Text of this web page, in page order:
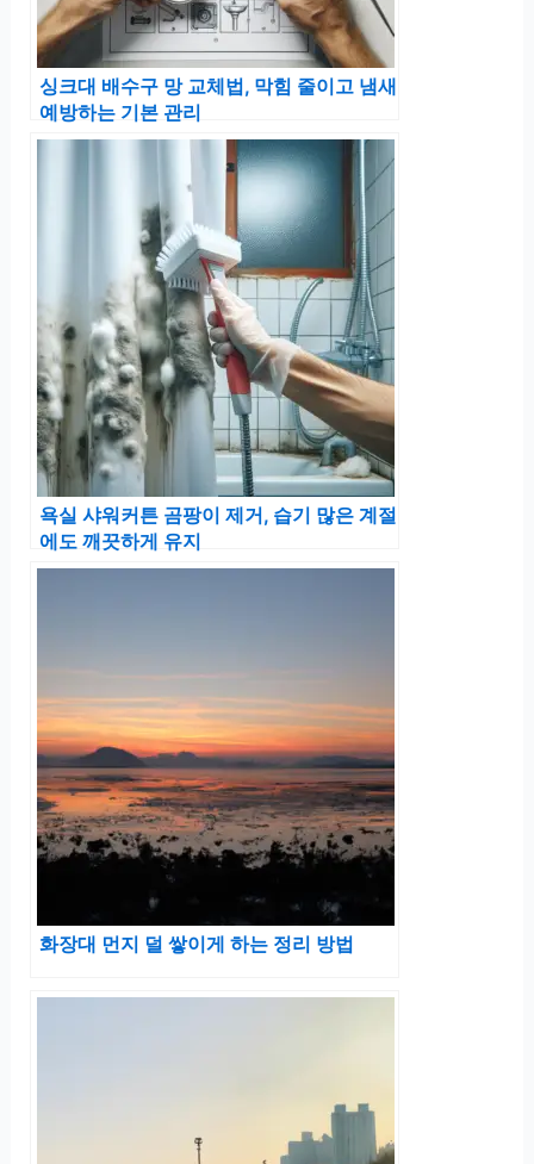
싱크대 배수구 망 교체법, 막힘 줄이고 냄새
예방하는 기본 관리
욕실 샤워커튼 곰팡이 제거, 습기 많은 계절
에도 깨끗하게 유지
화장대 먼지 덜 쌓이게 하는 정리 방법